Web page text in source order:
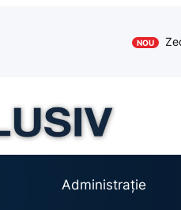
NOU
Administrație